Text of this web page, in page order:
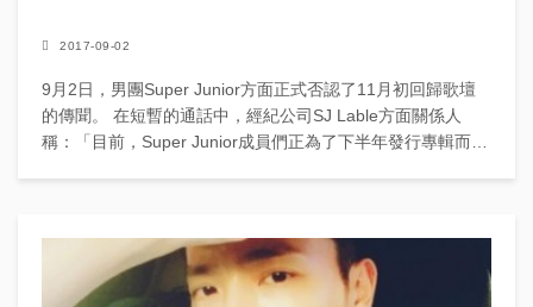
2017-09-02
9月2日，男團Super Junior方面正式否認了11月初回歸歌壇
的傳聞。 在短暫的通話中，經紀公司SJ Lable方面關係人
稱：「目前，Super Junior成員們正為了下半年發行專輯而參